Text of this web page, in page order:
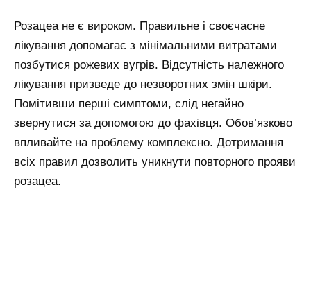
Розацеа не є вироком. Правильне і своєчасне
лікування допомагає з мінімальними витратами
позбутися рожевих вугрів. Відсутність належного
лікування призведе до незворотних змін шкіри.
Помітивши перші симптоми, слід негайно
звернутися за допомогою до фахівця. Обов’язково
впливайте на проблему комплексно. Дотримання
всіх правил дозволить уникнути повторного прояви
розацеа.